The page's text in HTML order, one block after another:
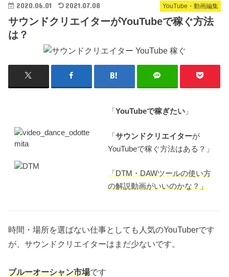
YouTube・動画編集
2020.06.01 2021.07.08
サウンドクリエイターがYouTubeで稼ぐ方法
は？
「YouTubeで稼ぎたい 」
「サウンドクリエイターが
YouTubeで稼ぐ方法はある？」
「DTM・DAWツールの使い方
の解説動画がいいのかな？」
時間・場所を選ばない仕事としても人気のYouTuberです
が、サウンドクリエイターはまだ少ないです。
ブルーオーシャン市場です